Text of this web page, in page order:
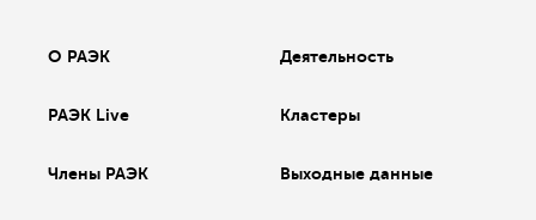
О РАЭК Деятельность
РАЭК Live Кластеры
Члены РАЭК Выходные данные